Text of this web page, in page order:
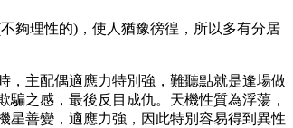
夠理性的)，使人猶豫徬徨，所以多有分居
，主配偶適應力特別強，難聽點就是逢場做
之感，最後反目成仇。天機性質為浮蕩，
星善變，適應力強，因此特別容易得到異性